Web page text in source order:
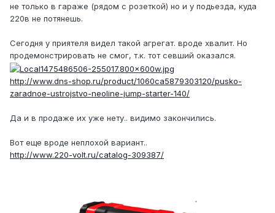
не только в гараже (рядом с розеткой) но и у подьезда, куда
220в не потянешь.
Сегодня у приятеля видел такой агрегат. вроде хвалит. Но
продемонстрировать не смог, т.к. тот севший оказался.
http://www.dns-shop.ru/product/1060ca5879303120/pusko-
zaradnoe-ustrojstvo-neoline-jump-starter-140/
Да и в продаже их уже нету.. видимо закончились.
Вот еще вроде неплохой вариант..
http://www.220-volt.ru/catalog-309387/